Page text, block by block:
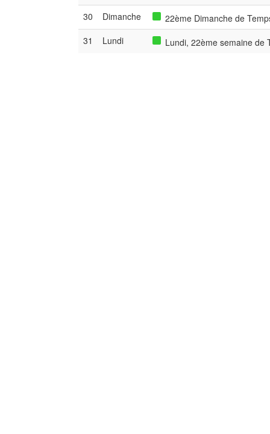
30 Dimanche
22ème Dimanche de
31
Lundi Lundi, 22ème semaine de